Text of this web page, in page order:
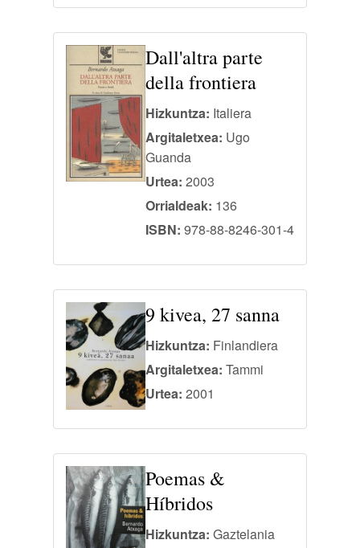
Dall'altra parte
della frontiera
Hizkuntza: Italiera
Argitaletxea: Ugo
Guanda
Urtea: 2003
Orrialdeak: 136
ISBN: 978-88-8246-301-4
9 kivea, 27 sanna
Hizkuntza: Finlandiera
Argitaletxea: Tammi
Urtea: 2001
Poemas &
Híbridos
Hizkuntza: Gaztelania